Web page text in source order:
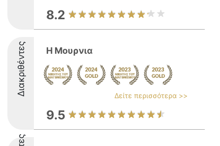
8.2
Διακριθέντες Η Μουρνια
Δείτε περισσότερα >>
9.5